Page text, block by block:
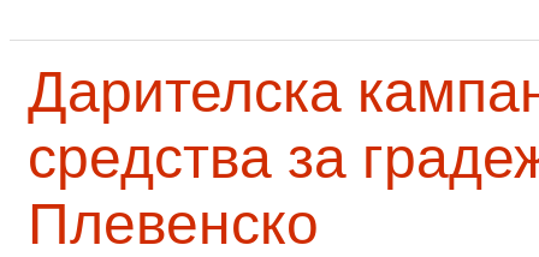
Дарителска
средства за
Плевенско